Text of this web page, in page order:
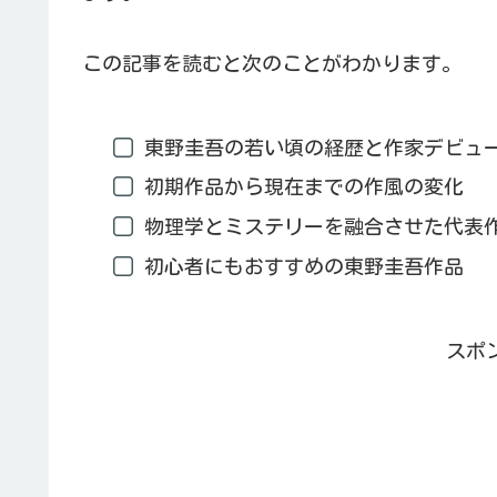
この記事を読むと次のことがわかります。
東野圭吾の若い頃の経歴と作家デビュ
初期作品から現在までの作風の変化
物理学とミステリーを融合させた代表
初心者にもおすすめの東野圭吾作品
スポ